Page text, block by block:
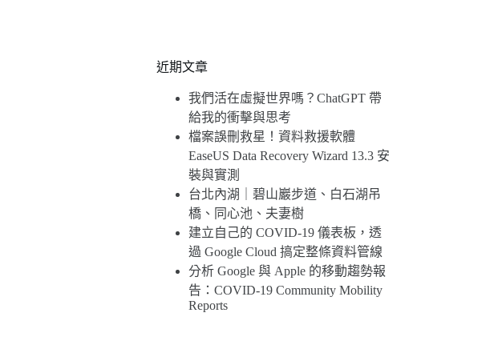
近期文章
我們活在虛擬世界嗎？ChatGPT 帶
給我的衝擊與思考
檔案誤刪救星！資料救援軟體
EaseUS Data Recovery Wizard 13.3 安
裝與實測
台北內湖｜碧山巖步道、白石湖吊
橋、同心池、夫妻樹
建立自己的 COVID-19 儀表板，透
過 Google Cloud 搞定整條資料管線
分析 Google 與 Apple 的移動趨勢報
告：COVID-19 Community Mobility
Reports